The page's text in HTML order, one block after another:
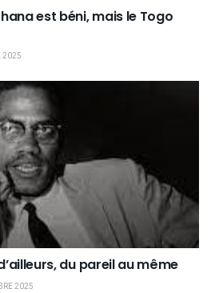
est béni, mais le Togo
2025
du pareil au même
2025